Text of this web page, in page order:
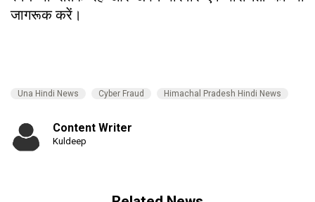
जागरूक करें।
Una Hindi News Cyber ​​Fraud Himachal Pradesh Hindi News
Content Writer
Kuldeep